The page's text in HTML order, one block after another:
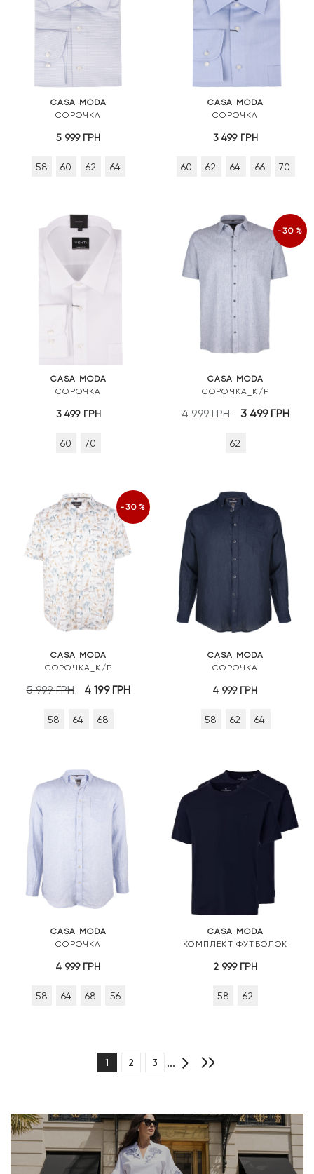
CASA MODA
СОРОЧКА
5 999 ГРН
58 60 62 64
CASA MODA
СОРОЧКА
3 499 ГРН
60 62 64 66 70
CASA MODA
СОРОЧКА
3 499 ГРН
60 70
-30%
CASA MODA
СОРОЧКА_К/Р
4 999ГРН
Оригінальна
4
3 499 ГРН
62
-30%
CASA MODA
СОРОЧКА_К/Р
5 999ГРН
Оригінальна
5
4 199 ГРН
58 64 68
CASA MODA
СОРОЧКА
4 999 ГРН
58 62 64
CASA MODA
СОРОЧКА
4 999 ГРН
58 64 68 56
CASA MODA
КОМПЛЕКТ ФУТБОЛОК
2 999 ГРН
58 62
1 2 3 ...